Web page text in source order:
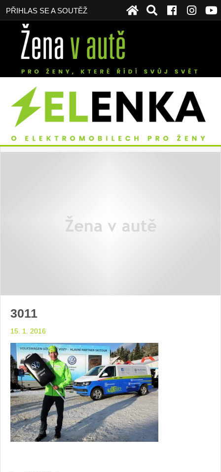
PŘIHLAS SE A SOUTĚŽ
3011
15. 1. 2016